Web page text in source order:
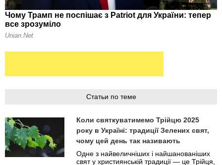
Статьи по теме
Коли святкуватимемо Трійцю 2025
року в Україні: традиції Зелених свят,
чому цей день так називають
Одне з найвеличніших і найшанованіших
свят у християнській традиції — це Трійця,